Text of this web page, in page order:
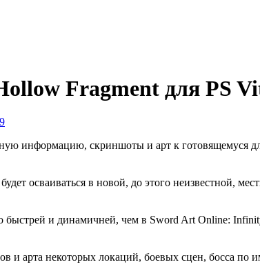
Fragment для PS
информацию, скриншоты и арт к готовящемуся
осваиваться в новой, до этого неизвестной,
быстрей и динамичней, чем в Sword Art Online:
и арта некоторых локаций, боевых сцен, босса